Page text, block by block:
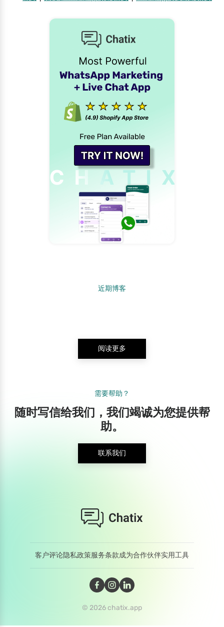
近期博客
阅读更多
需要帮助？
随时写信给我们，我们竭诚为您提供帮
助。
联系我们
客户评论隐私政策服务条款成为合作伙伴实用工具
© 2026 chatix.app